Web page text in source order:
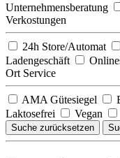
Unternehmensberatung
Verkostungen
24h Store/Automat
Ladengeschäft
Ort Service
AMA Gütesiegel
Laktosefrei
Vegan
Suche zurücksetzen